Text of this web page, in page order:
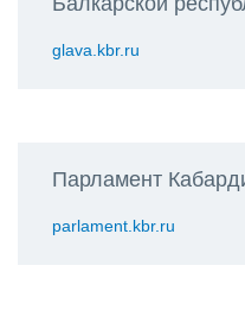
glava.kbr.ru
Парламент
parlament.kbr.ru